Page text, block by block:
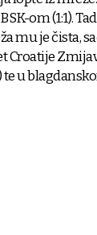
om (1:1).
mu je čista,
u